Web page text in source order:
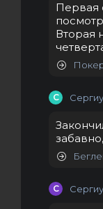
Первая
Вторая
С
С